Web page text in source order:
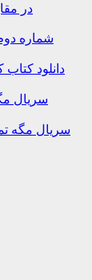
شماره
دانلود کتاب
سریال مگه